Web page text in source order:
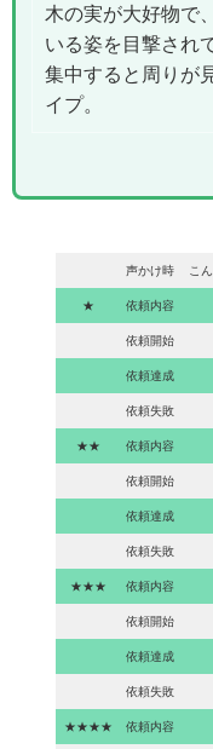
木の実が大好物で
いる姿を目撃され
集中すると周りが
イプ。
声かけ時 こ
★ 依頼内容
依頼開始
依頼達成
依頼失敗
★★ 依頼内容
依頼開始
依頼達成
依頼失敗
★★★ 依頼内容
依頼開始
依頼達成
依頼失敗
★★★★ 依頼内容